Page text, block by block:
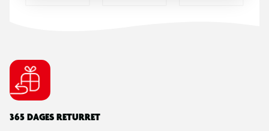
365 DAGES RETURRET